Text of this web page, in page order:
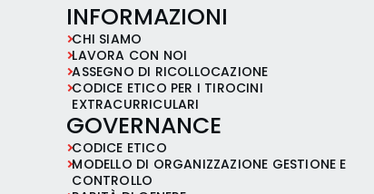
INFORMAZIONI
CHI SIAMO
LAVORA CON NOI
ASSEGNO DI RICOLLOCAZIONE
CODICE ETICO PER I TIROCINI
EXTRACURRICULARI
GOVERNANCE
CODICE ETICO
MODELLO DI ORGANIZZAZIONE GESTIONE E
CONTROLLO